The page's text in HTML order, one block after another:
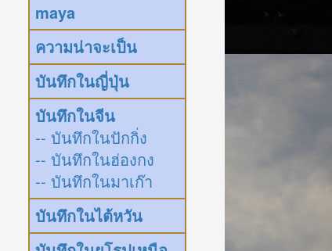
maya
ความน่าจะเป็น
บันทึกในญี่ปุ่น
บันทึกในจีน
-- บันทึกในปักกิ่ง
-- บันทึกในฮ่องกง
-- บันทึกในมาเก๊า
บันทึกในไต้หวัน